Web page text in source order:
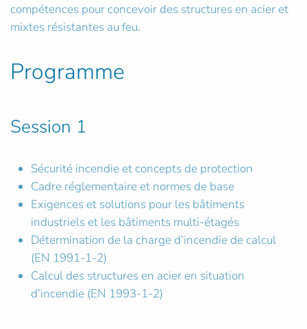
compétences pour concevoir des structures en acier et
mixtes résistantes au feu.
Programme
Session 1
Sécurité incendie et concepts de protection
Cadre réglementaire et normes de base
Exigences et solutions pour les bâtiments
industriels et les bâtiments multi-étagés
Détermination de la charge d’incendie de calcul
(EN 1991-1-2)
Calcul des structures en acier en situation
d’incendie (EN 1993-1-2)